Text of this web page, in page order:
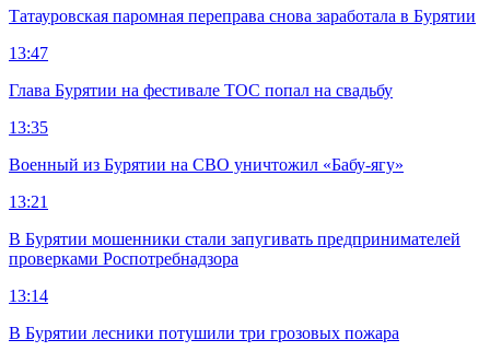
Татауровская паромная переправа снова заработала в Бурятии
13:47
Глава Бурятии на фестивале ТОС попал на свадьбу
13:35
Военный из Бурятии на СВО уничтожил «Бабу-ягу»
13:21
В Бурятии мошенники стали запугивать предпринимателей
проверками Роспотребнадзора
13:14
В Бурятии лесники потушили три грозовых пожара